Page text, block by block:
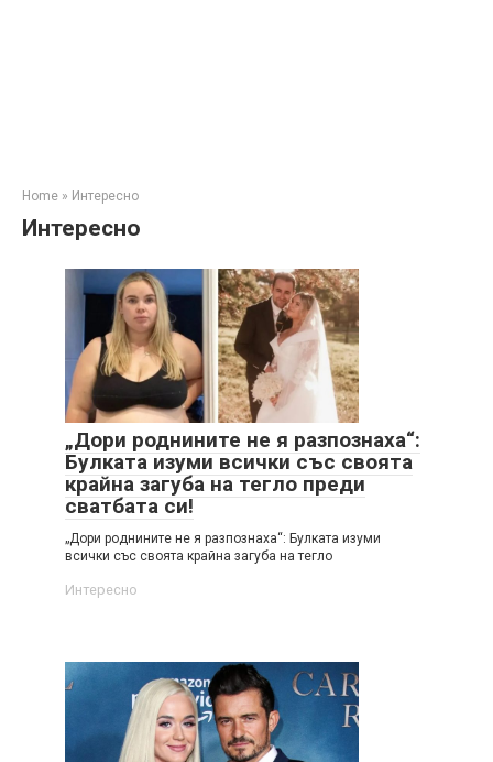
Home » Интересно
Интересно
„Дори роднините не я разпознаха“:
Булката изуми всички със своята
крайна загуба на тегло преди
сватбата си!
„Дори роднините не я разпознаха“: Булката изуми
всички със своята крайна загуба на тегло
Интересно